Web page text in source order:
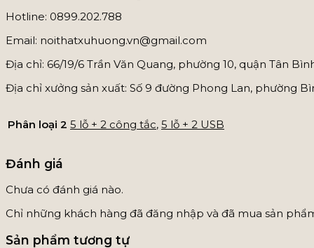
Hotline: 0899.202.788
Email: noithatxuhuong.vn@gmail.com
Địa chỉ: 66/19/6 Trần Văn Quang, phường 10, quận Tân
Địa chỉ xưởng sản xuất: Số 9 đường Phong Lan, phường
Phân loại 2 5 lỗ + 2 công tắc, 5 lỗ + 2 USB
Đánh giá
Chưa có đánh giá nào.
Chỉ những khách hàng đã đăng nhập và đã mua sản
Sản phẩm tương tự